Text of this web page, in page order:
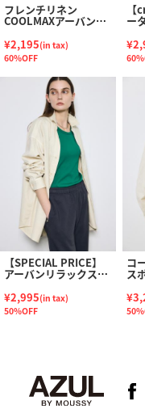
フレンチリネン
COOLMAXアーバンリ
ラックスシャツ
¥2,195(in tax)
60%OFF
ー
シ
【SPECIAL PRICE】
アーバンリラックスコ
ットンシャツ
¥2,995(in tax)
50%OFF
コ
ス